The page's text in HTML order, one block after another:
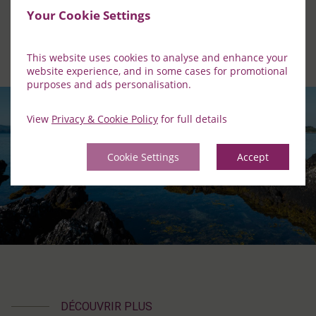
Your Cookie Settings
This website uses cookies to analyse and enhance your
website experience, and in some cases for promotional
purposes and ads personalisation.
View Privacy & Cookie Policy for full details
Cookie Settings Accept
DÉCOUVRIR PLUS